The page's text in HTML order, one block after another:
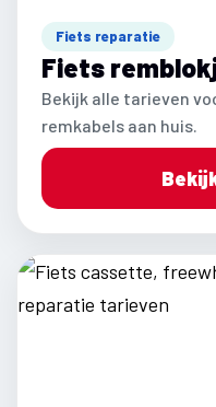
Fiets reparatie
Fiets
Bekijk alle tarieven
remkabels aan huis.